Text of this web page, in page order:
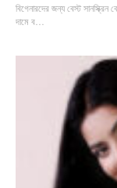
বিগেনারদের জন্য বেস্ট
দামে ব…